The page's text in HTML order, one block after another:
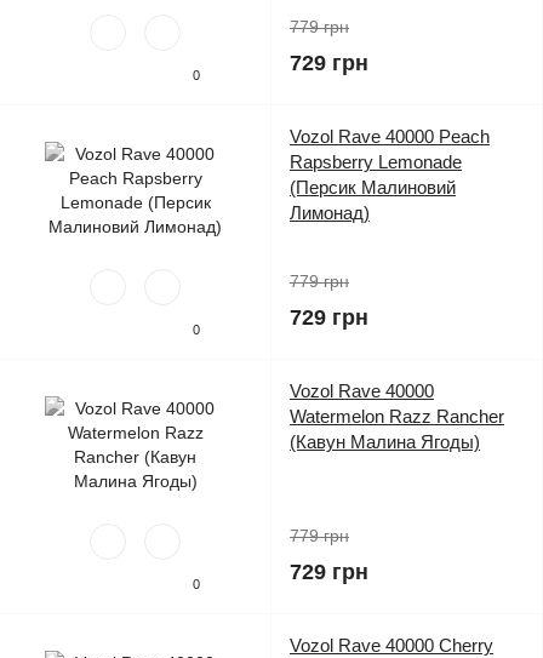
0
779 грн
729 грн
0
Vozol Rave 40000 Peach
Rapsberry Lemonade
(Персик Малиновий
Лимонад)
779 грн
729 грн
0
Vozol Rave 40000
Watermelon Razz Rancher
(Кавун Малина Ягоды)
779 грн
729 грн
Vozol Rave 40000 Cherry